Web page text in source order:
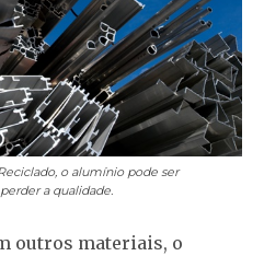
o alumínio pode ser
a qualidade.
outros materiais, o